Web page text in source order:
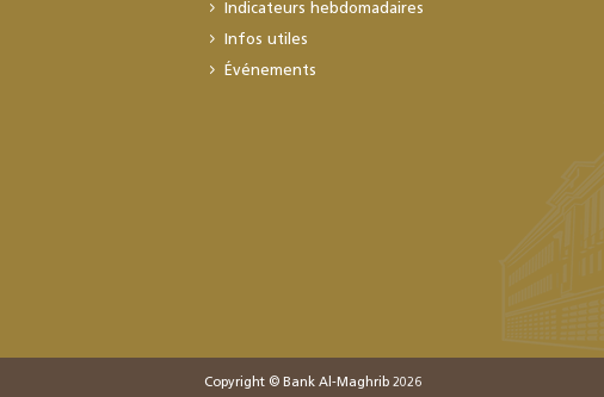
Indicateurs hebdomadaires
Infos utiles
Événements
Copyright © Bank Al-Maghrib 2026